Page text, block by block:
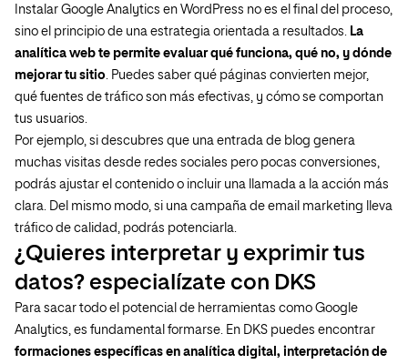
Instalar Google Analytics en WordPress no es el final del proceso,
sino el principio de una estrategia orientada a resultados. La
analítica web te permite evaluar qué funciona, qué no, y dónde
mejorar tu sitio. Puedes saber qué páginas convierten mejor,
qué fuentes de tráfico son más efectivas, y cómo se comportan
tus usuarios.
Por ejemplo, si descubres que una entrada de blog genera
muchas visitas desde redes sociales pero pocas conversiones,
podrás ajustar el contenido o incluir una llamada a la acción más
clara. Del mismo modo, si una campaña de email marketing lleva
tráfico de calidad, podrás potenciarla.
¿Quieres interpretar y exprimir tus
datos? especialízate con DKS
Para sacar todo el potencial de herramientas como Google
Analytics, es fundamental formarse. En DKS puedes encontrar
formaciones específicas en analítica digital, interpretación de